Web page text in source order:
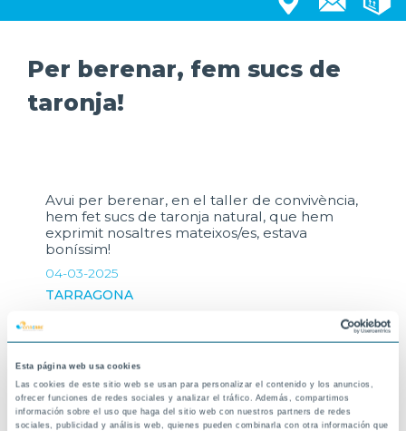
Esta página web usa cookies
Las cookies de este sitio web se usan para personalizar el contenido y los anuncios,
ofrecer funciones de redes sociales y analizar el tráfico. Además, compartimos
información sobre el uso que haga del sitio web con nuestros partners de redes
sociales, publicidad y análisis web, quienes pueden combinarla con otra información que
Per berenar, fem sucs de
taronja!
Avui per berenar, en el taller de convivència,
hem fet sucs de taronja natural, que hem
exprimit nosaltres mateixos/es, estava
boníssim!
04-03-2025
TARRAGONA